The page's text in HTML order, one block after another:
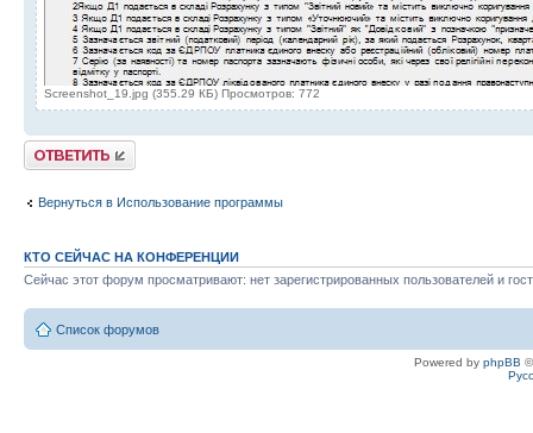
Screenshot_19.jpg (355.29 КБ) Просмотров: 772
Ответить
Вернуться в Использование программы
КТО СЕЙЧАС НА КОНФЕРЕНЦИИ
Сейчас этот форум просматривают: нет зарегистрированных пользователей и
Список форумов
Powered by phpBB